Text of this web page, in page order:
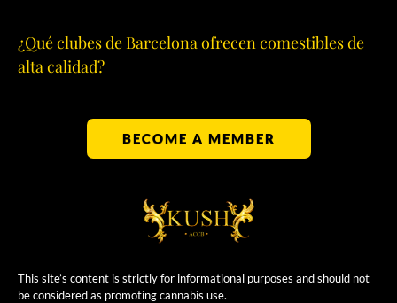
¿Qué clubes de Barcelona ofrecen comestibles de
alta calidad?
BECOME A MEMBER
This site’s content is strictly for informational purposes and should not
be considered as promoting cannabis use.